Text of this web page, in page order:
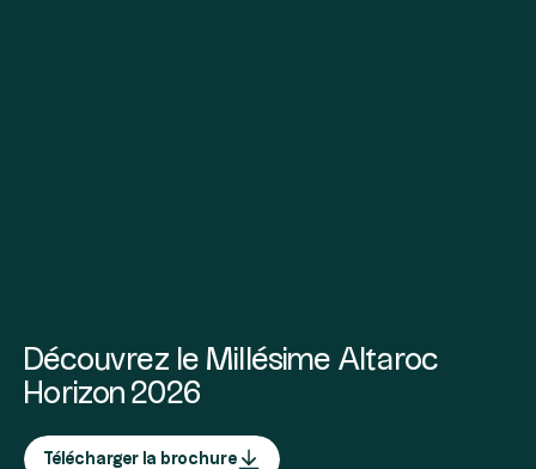
Découvrez le Millésime Altaroc
Horizon 2026
Télécharger la brochure